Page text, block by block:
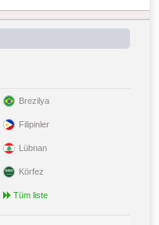
Brezilya
Filipinler
Lübnan
Körfez
Tüm liste